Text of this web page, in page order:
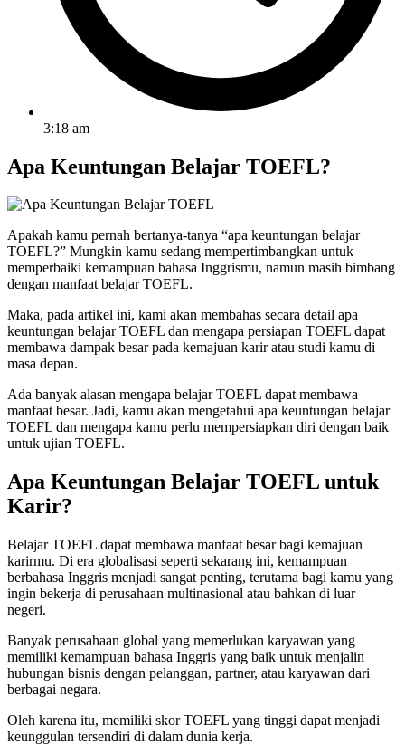
3:18 am
Apa Keuntungan Belajar TOEFL?
Apakah kamu pernah bertanya-tanya “apa keuntungan belajar
TOEFL?” Mungkin kamu sedang mempertimbangkan untuk
memperbaiki kemampuan bahasa Inggrismu, namun masih bimbang
dengan manfaat belajar TOEFL.
Maka, pada artikel ini, kami akan membahas secara detail apa
keuntungan belajar TOEFL dan mengapa persiapan TOEFL dapat
membawa dampak besar pada kemajuan karir atau studi kamu di
masa depan.
Ada banyak alasan mengapa belajar TOEFL dapat membawa
manfaat besar. Jadi, kamu akan mengetahui apa keuntungan belajar
TOEFL dan mengapa kamu perlu mempersiapkan diri dengan baik
untuk ujian TOEFL.
Apa Keuntungan Belajar TOEFL untuk
Karir?
Belajar TOEFL dapat membawa manfaat besar bagi kemajuan
karirmu. Di era globalisasi seperti sekarang ini, kemampuan
berbahasa Inggris menjadi sangat penting, terutama bagi kamu yang
ingin bekerja di perusahaan multinasional atau bahkan di luar
negeri.
Banyak perusahaan global yang memerlukan karyawan yang
memiliki kemampuan bahasa Inggris yang baik untuk menjalin
hubungan bisnis dengan pelanggan, partner, atau karyawan dari
berbagai negara.
Oleh karena itu, memiliki skor TOEFL yang tinggi dapat menjadi
keunggulan tersendiri di dalam dunia kerja.